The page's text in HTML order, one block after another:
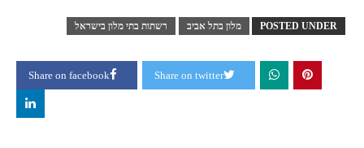
POSTED UNDER מלון בתל אביב רשתות בתי מלון בישראל
Share on facebook Share on twitter